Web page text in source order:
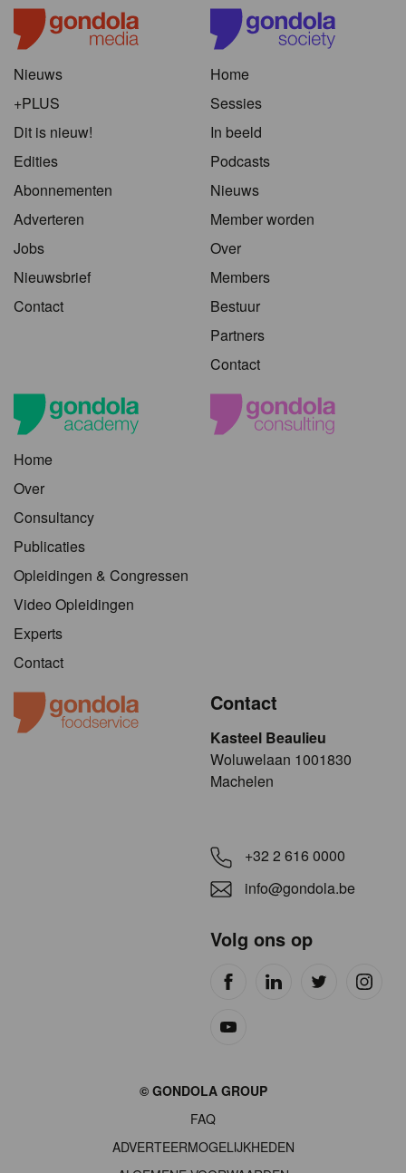
Nieuws
+PLUS
Dit is nieuw!
Edities
Abonnementen
Adverteren
Jobs
Nieuwsbrief
Contact
Home
Sessies
In beeld
Podcasts
Nieuws
Member worden
Over
Members
Bestuur
Partners
Contact
Home
Over
Consultancy
Publicaties
Opleidingen & Congressen
Video Opleidingen
Experts
Contact
Contact
Kasteel Beaulieu
​​​Woluwelaan 1001830
Machelen
+32 2 616 0000
info@gondola.be
Volg ons op
© GONDOLA GROUP
FAQ
ADVERTEERMOGELIJKHEDEN